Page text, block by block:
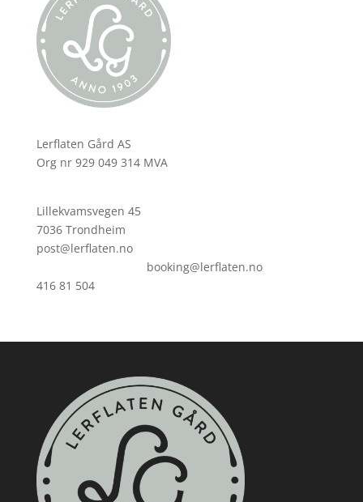
Lerflaten Gård AS
Org nr 929 049 314 MVA
Lillekvamsvegen 45
7036 Trondheim
post@lerflaten.no
booking@lerflaten.no
416 81 504